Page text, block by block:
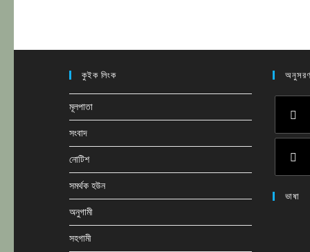
কুইক লিংক
মূলপাতা
সংবাদ
নোটিশ
সমর্থক হউন
অনুগামী
সহগামী
Opens
a
new
in
ভাষা